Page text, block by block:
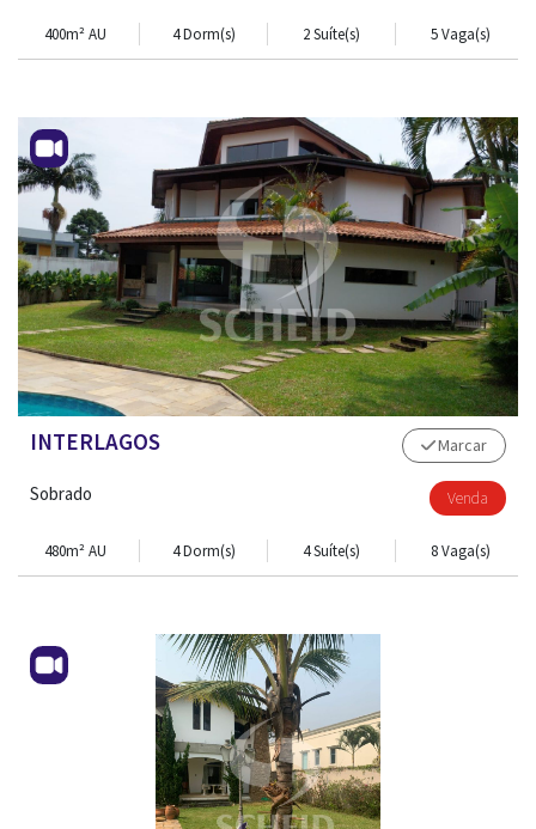
TRABALHE CONOSCO
400m² AU 4 Dorm(s) 2 Suíte(s) 5 Vaga(s)
INTERLAGOS
Sobrado
Marcar
Venda
480m² AU 4 Dorm(s) 4 Suíte(s) 8 Vaga(s)